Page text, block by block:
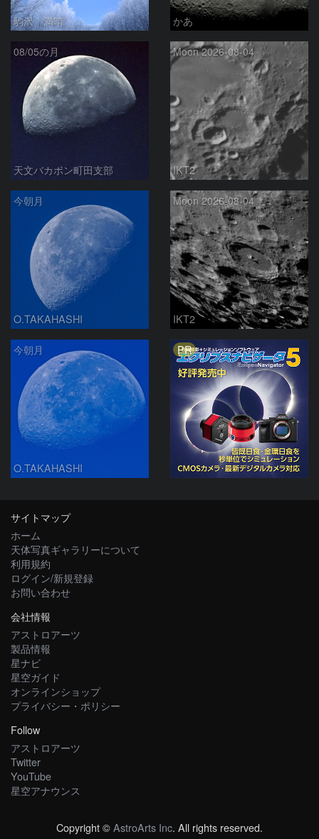
駒沢 満晴 かあ
08/05の月
天文バカボン町田支部
Moon 2026-08-04
IKT2
今朝月
O.TAKAHASHI
Moon 2026-08-04
IKT2
今朝月
O.TAKAHASHI
PR
サイトマップ
ホーム
天体写真ギャラリーについて
利用規約
ログイン/新規登録
お問い合わせ
会社情報
アストロアーツ
製品情報
星ナビ
星空ガイド
オンラインショップ
プライバシー・ポリシー
Follow
アストロアーツ
Twitter
YouTube
星空アナウンス
Copyright ©AstroArts Inc. All rights reserved.